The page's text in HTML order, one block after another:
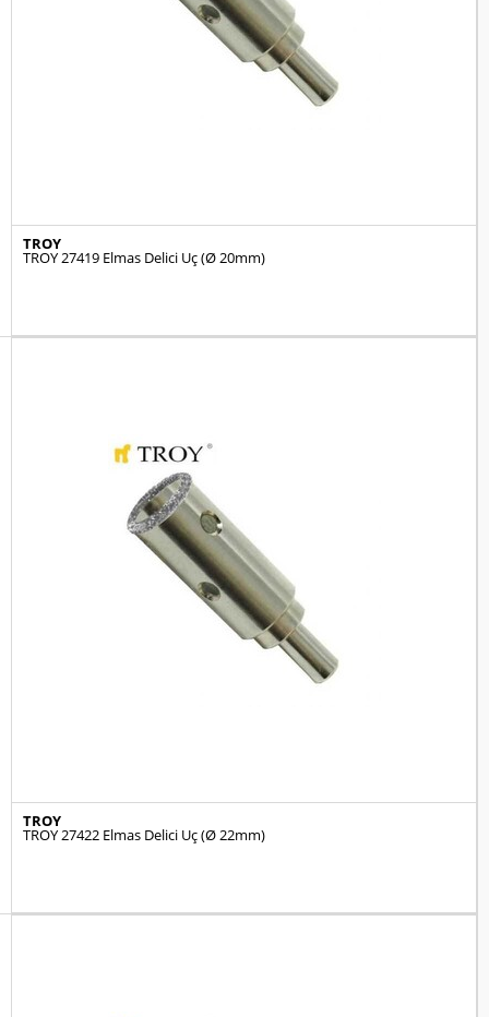
TROY
TROY 27419 Elmas Delici Uç (Ø 20mm)
TROY
TROY 27422 Elmas Delici Uç (Ø 22mm)